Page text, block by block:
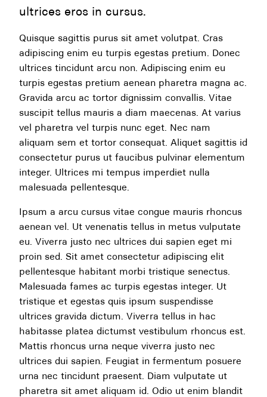
ultrices eros in cursus.
Quisque sagittis purus sit amet volutpat. Cras
adipiscing enim eu turpis egestas pretium. Donec
ultrices tincidunt arcu non. Adipiscing enim eu
turpis egestas pretium aenean pharetra magna ac.
Gravida arcu ac tortor dignissim convallis. Vitae
suscipit tellus mauris a diam maecenas. At varius
vel pharetra vel turpis nunc eget. Nec nam
aliquam sem et tortor consequat. Aliquet sagittis id
consectetur purus ut faucibus pulvinar elementum
integer. Ultrices mi tempus imperdiet nulla
malesuada pellentesque.
Ipsum a arcu cursus vitae congue mauris rhoncus
aenean vel. Ut venenatis tellus in metus vulputate
eu. Viverra justo nec ultrices dui sapien eget mi
proin sed. Sit amet consectetur adipiscing elit
pellentesque habitant morbi tristique senectus.
Malesuada fames ac turpis egestas integer. Ut
tristique et egestas quis ipsum suspendisse
ultrices gravida dictum. Viverra tellus in hac
habitasse platea dictumst vestibulum rhoncus est.
Mattis rhoncus urna neque viverra justo nec
ultrices dui sapien. Feugiat in fermentum posuere
urna nec tincidunt praesent. Diam vulputate ut
pharetra sit amet aliquam id. Odio ut enim blandit